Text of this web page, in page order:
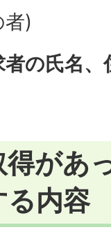
者)
者の氏名
得があ
る内容